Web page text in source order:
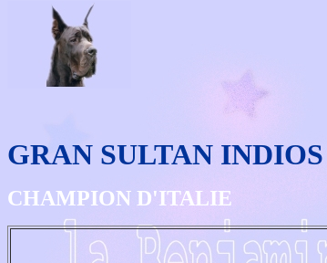
GRAN SULTAN
CHAMPION D'ITALIE